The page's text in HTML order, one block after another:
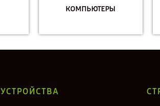
КОМПЬЮТЕРЫ
УСТРОЙСТВА